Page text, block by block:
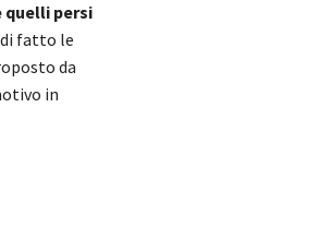
quelli persi
fatto le
da
in